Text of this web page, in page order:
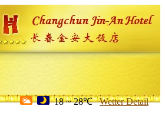
18 ~ 28℃ Wetter Detail